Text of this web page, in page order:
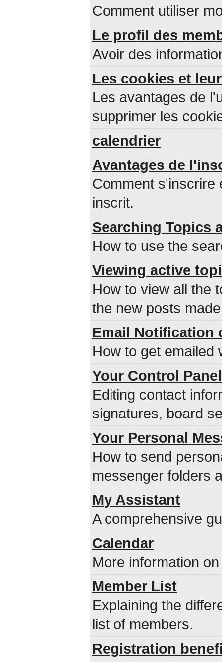
Comment utiliser
Le profil des
Avoir des
Les cookies et
Les avantages de
supprimer les
calendrier
Avantages de
Comment s'inscrire
inscrit.
Searching Topics
How to use the
Viewing active
How to view all the
the new posts
Email Notification
How to get emailed
Your Control
Editing contact
signatures, board
Your Personal
How to send
messenger folders
My Assistant
A comprehensive
Calendar
More information
Member List
Explaining the
list of members.
Registration